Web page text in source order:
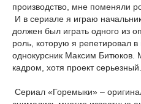
производство, мне поменяли
И в сериале я играю
должен был играть одного из
роль, которую я репетировал
однокурсник Максим Битюков.
кадром, хотя проект серьезный.
Сериал «Горемыки» –